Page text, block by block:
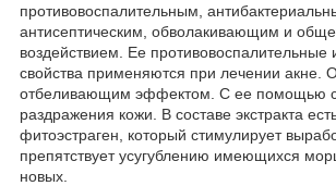
противовоспалительным,
антисептическим, обволакивающим и
воздействием. Ее
свойства применяются при лечении акне.
отбеливающим эффектом. С ее помощью
раздражения кожи. В составе экстракта
фитоэстраген, который стимулирует
препятствует усугублению имеющихся
новых.